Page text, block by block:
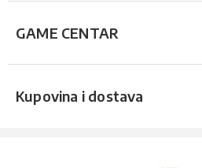
GAME CENTAR
Kupovina i dostava